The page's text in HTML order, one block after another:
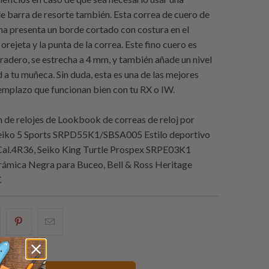
barra de resorte también. Esta correa de cuero de
presenta un borde cortado con costura en el
y la punta de la correa. Este fino cuero es
se estrecha a 4 mm, y también añade un nivel
tu muñeca. Sin duda, esta es una de las mejores
que funcionan bien con tu RX o IW.
de relojes de Lookbook de correas de reloj por
5 Sports SRPD55K1/SBSA005 Estilo deportivo
Seiko King Turtle Prospex SRPE03K1
Negra para Buceo, Bell & Ross Heritage
Compartir
esto
en
Pinterest